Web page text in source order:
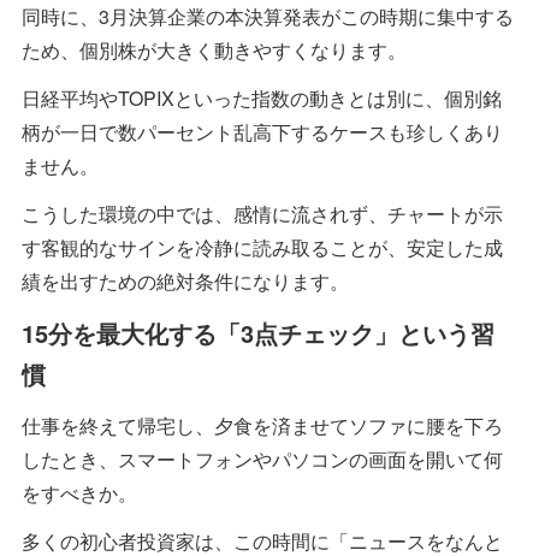
同時に、3月決算企業の本決算発表がこの時期に集中する
ため、個別株が大きく動きやすくなります。
日経平均やTOPIXといった指数の動きとは別に、個別銘
柄が一日で数パーセント乱高下するケースも珍しくあり
ません。
こうした環境の中では、感情に流されず、チャートが示
す客観的なサインを冷静に読み取ることが、安定した成
績を出すための絶対条件になります。
15分を最大化する「3点チェック」という習
慣
仕事を終えて帰宅し、夕食を済ませてソファに腰を下ろ
したとき、スマートフォンやパソコンの画面を開いて何
をすべきか。
多くの初心者投資家は、この時間に「ニュースをなんと